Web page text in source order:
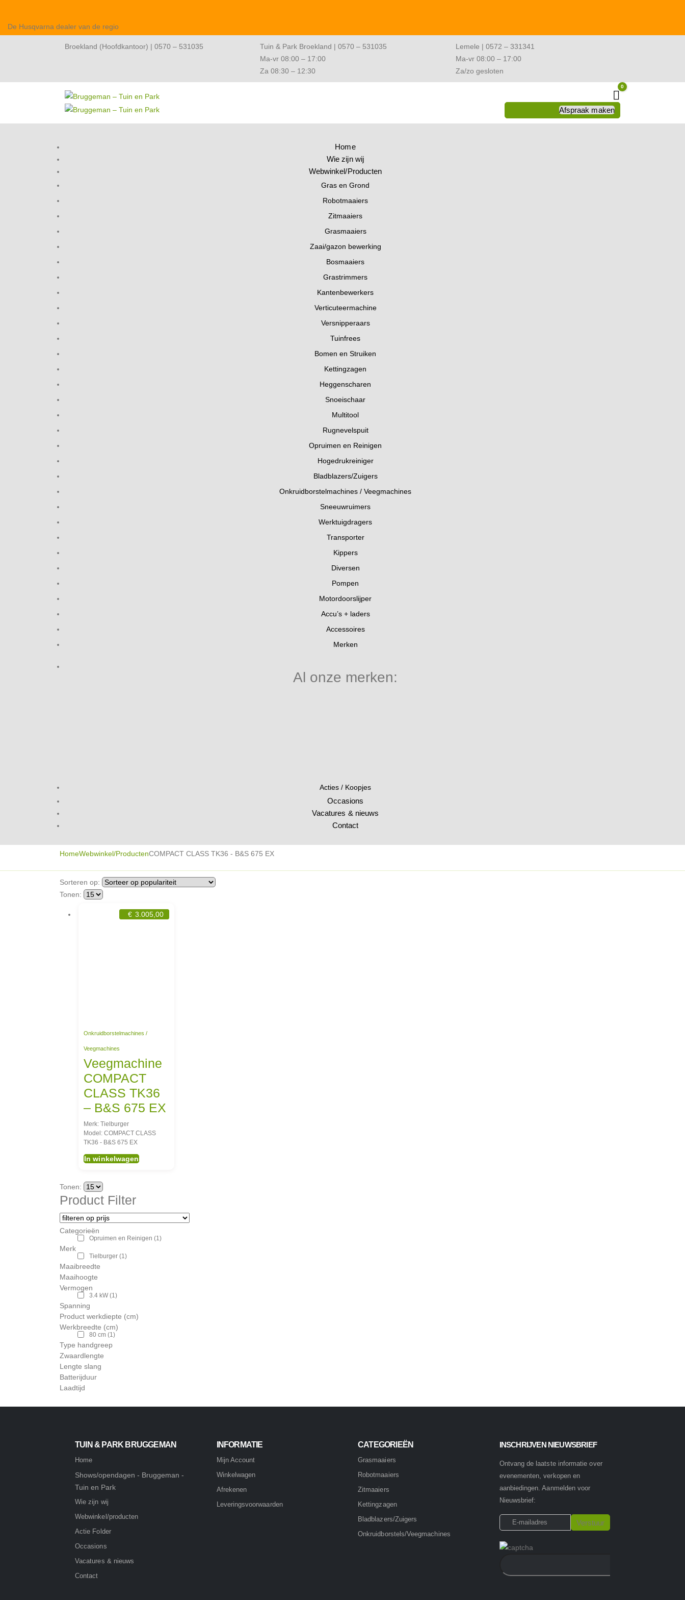
De Husqvarna dealer van de regio
Broekland (Hoofdkantoor) | 0570 – 531035
Tuin & Park Broekland | 0570 – 531035
Ma-vr 08:00 – 17:00
Za 08:30 – 12:30
Lemele | 0572 – 331341
Ma-vr 08:00 – 17:00
Za/zo gesloten
Winkelwagen
0
Afspraak maken
Home
Wie zijn wij
Webwinkel/Producten
Gras en Grond
Robotmaaiers
Zitmaaiers
Grasmaaiers
Zaai/gazon bewerking
Bosmaaiers
Grastrimmers
Kantenbewerkers
Verticuteermachine
Versnipperaars
Tuinfrees
Bomen en Struiken
Kettingzagen
Heggenscharen
Snoeischaar
Multitool
Rugnevelspuit
Opruimen en Reinigen
Hogedrukreiniger
Bladblazers/Zuigers
Onkruidborstelmachines / Veegmachines
Sneeuwruimers
Werktuigdragers
Transporter
Kippers
Diversen
Pompen
Motordoorslijper
Accu’s + laders
Accessoires
Merken
Al onze merken:
Acties / Koopjes
Occasions
Vacatures & nieuws
Contact
HomeWebwinkel/ProductenCOMPACT CLASS TK36 - B&S 675 EX
Sorteren op:
Tonen:
€ 3.005,00
Onkruidborstelmachines /
Veegmachines
Veegmachine
COMPACT
CLASS TK36
– B&S 675 EX
Merk: Tielburger
Model: COMPACT CLASS
TK36 - B&S 675 EX
In winkelwagen
Tonen:
Product Filter
Categorieën
Opruimen en Reinigen (1)
Merk
Tielburger (1)
Maaibreedte
Maaihoogte
Vermogen
3.4 kW (1)
Spanning
Product werkdiepte (cm)
Werkbreedte (cm)
80 cm (1)
Type handgreep
Zwaardlengte
Lengte slang
Batterijduur
Laadtijd
TUIN & PARK BRUGGEMAN
Home
Shows/opendagen - Bruggeman -
Tuin en Park
Wie zijn wij
Webwinkel/producten
Actie Folder
Occasions
Vacatures & nieuws
Contact
INFORMATIE
Mijn Account
Winkelwagen
Afrekenen
Leveringsvoorwaarden
CATEGORIEËN
Grasmaaiers
Robotmaaiers
Zitmaaiers
Kettingzagen
Bladblazers/Zuigers
Onkruidborstels/Veegmachines
INSCHRIJVEN NIEUWSBRIEF
Ontvang de laatste informatie over
evenementen, verkopen en
aanbiedingen. Aanmelden voor
Nieuwsbrief: